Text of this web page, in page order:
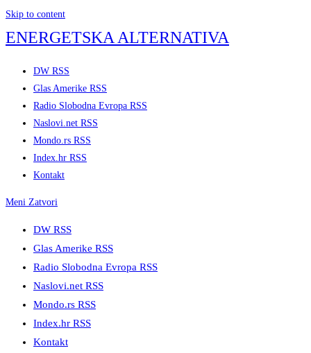
Skip to content
ENERGETSKA ALTERNATIVA
DW RSS
Glas Amerike RSS
Radio Slobodna Evropa RSS
Naslovi.net RSS
Mondo.rs RSS
Index.hr RSS
Kontakt
Meni Zatvori
DW RSS
Glas Amerike RSS
Radio Slobodna Evropa RSS
Naslovi.net RSS
Mondo.rs RSS
Index.hr RSS
Kontakt